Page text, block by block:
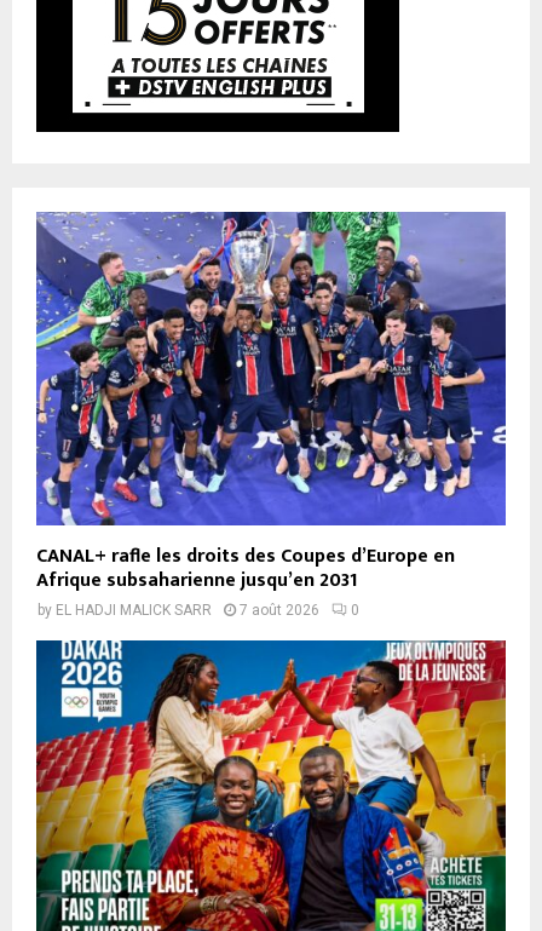
CANAL+ rafle les droits des Coupes d’Europe en
Afrique subsaharienne jusqu’en 2031
by EL HADJI MALICK SARR 7 août 2026 0